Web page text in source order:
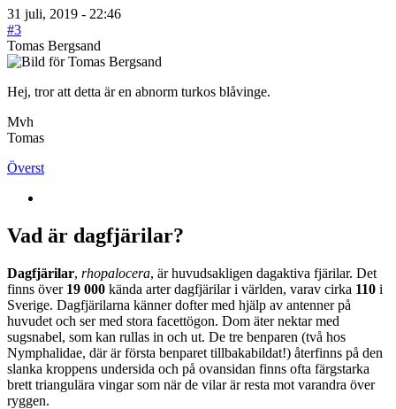
31 juli, 2019 - 22:46
#3
Tomas Bergsand
Hej, tror att detta är en abnorm turkos blåvinge.
Mvh
Tomas
Överst
Vad är dagfjärilar?
Dagfjärilar, rhopalocera, är huvudsakligen dagaktiva fjärilar. Det
finns över 19 000 kända arter dagfjärilar i världen, varav cirka 110 i
Sverige. Dagfjärilarna känner dofter med hjälp av antenner på
huvudet och ser med stora facettögon. Dom äter nektar med
sugsnabel, som kan rullas in och ut. De tre benparen (två hos
Nymphalidae, där är första benparet tillbakabildat!) återfinns på den
slanka kroppens undersida och på ovansidan finns ofta färgstarka
brett triangulära vingar som när de vilar är resta mot varandra över
ryggen.